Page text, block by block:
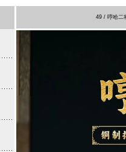
49 / 哼哈二